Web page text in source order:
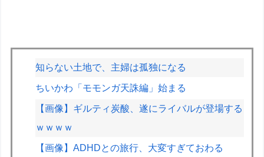
知らない土地で、主婦は孤独になる
ちいかわ「モモンガ天誅編」始まる
【画像】ギルティ炭酸、遂にライバルが登場する
ｗｗｗｗ
【画像】ADHDとの旅行、大変すぎておわる